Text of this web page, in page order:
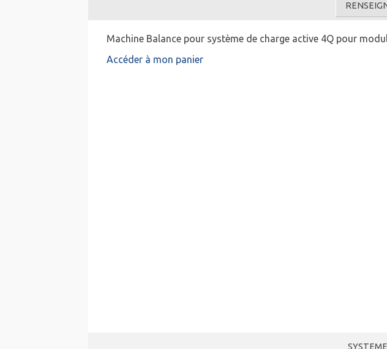
Machine Balance pour système de charge active 4Q pour
Accéder à mon panier